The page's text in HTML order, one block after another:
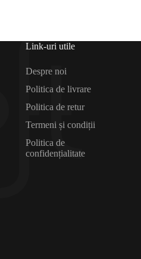
Link-uri utile
Despre noi
Politica de livrare
Politica de retur
Termeni și condiții
Politica de
confidențialitate